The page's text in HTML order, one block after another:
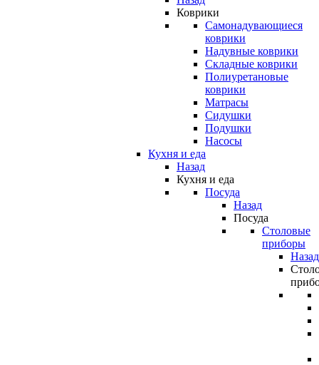
Коврики
Самонадувающиеся
коврики
Надувные коврики
Складные коврики
Полиуретановые
коврики
Матрасы
Сидушки
Подушки
Насосы
Кухня и еда
Назад
Кухня и еда
Посуда
Назад
Посуда
Столовые
приборы
Назад